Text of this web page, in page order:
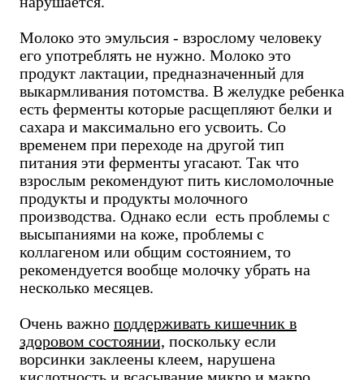
Молоко это эмульсия - взрослому человеку
его употреблять не нужно. Молоко это
продукт лактации, предназначенный для
выкармливания потомства. В желудке ребенка
есть ферменты которые расщепляют белки и
сахара и максимально его усвоить. Со
временем при переходе на другой тип
питания эти ферменты угасают. Так что
взрослым рекомендуют пить кисломолочные
продукты и продукты молочного
производства. Однако если есть проблемы с
высыпаниями на коже, проблемы с
коллагеном или общим состоянием, то
рекомендуется вообще молочку убрать на
несколько месяцев.
Очень важно поддерживать кишечник в
здоровом состоянии, поскольку если
ворсинки заклеены клеем, нарушена